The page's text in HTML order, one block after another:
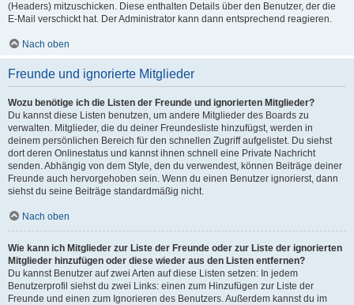
(Headers) mitzuschicken. Diese enthalten Details über den Benutzer, der die
E-Mail verschickt hat. Der Administrator kann dann entsprechend reagieren.
Nach oben
Freunde und ignorierte Mitglieder
Wozu benötige ich die Listen der Freunde und ignorierten Mitglieder?
Du kannst diese Listen benutzen, um andere Mitglieder des Boards zu
verwalten. Mitglieder, die du deiner Freundesliste hinzufügst, werden in
deinem persönlichen Bereich für den schnellen Zugriff aufgelistet. Du siehst
dort deren Onlinestatus und kannst ihnen schnell eine Private Nachricht
senden. Abhängig von dem Style, den du verwendest, können Beiträge deiner
Freunde auch hervorgehoben sein. Wenn du einen Benutzer ignorierst, dann
siehst du seine Beiträge standardmäßig nicht.
Nach oben
Wie kann ich Mitglieder zur Liste der Freunde oder zur Liste der ignorierten
Mitglieder hinzufügen oder diese wieder aus den Listen entfernen?
Du kannst Benutzer auf zwei Arten auf diese Listen setzen: In jedem
Benutzerprofil siehst du zwei Links: einen zum Hinzufügen zur Liste der
Freunde und einen zum Ignorieren des Benutzers. Außerdem kannst du im